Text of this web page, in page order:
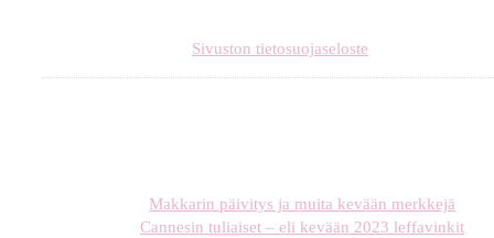
Sivuston tietosuojaseloste
Makkarin päivitys ja muita kevään merkkejä
Cannesin tuliaiset – eli kevään 2023 leffavinkit